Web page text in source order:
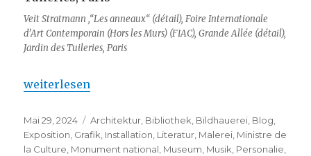
Veit Stratmann ,“Les anneaux“ (détail), Foire Internationale
d’Art Contemporain (Hors les Murs) (FIAC), Grande Allée (détail),
Jardin des Tuileries, Paris
„Rendez-vous aux Jardins 2024“
weiterlesen
Veröffentlicht
am
Mai 29, 2024 Kategorien
Architektur Bibliothek Bildhauerei Blog
Exposition Grafik Installation Literatur Malerei Ministre de
la Culture Monument national Museum Musik Personalie